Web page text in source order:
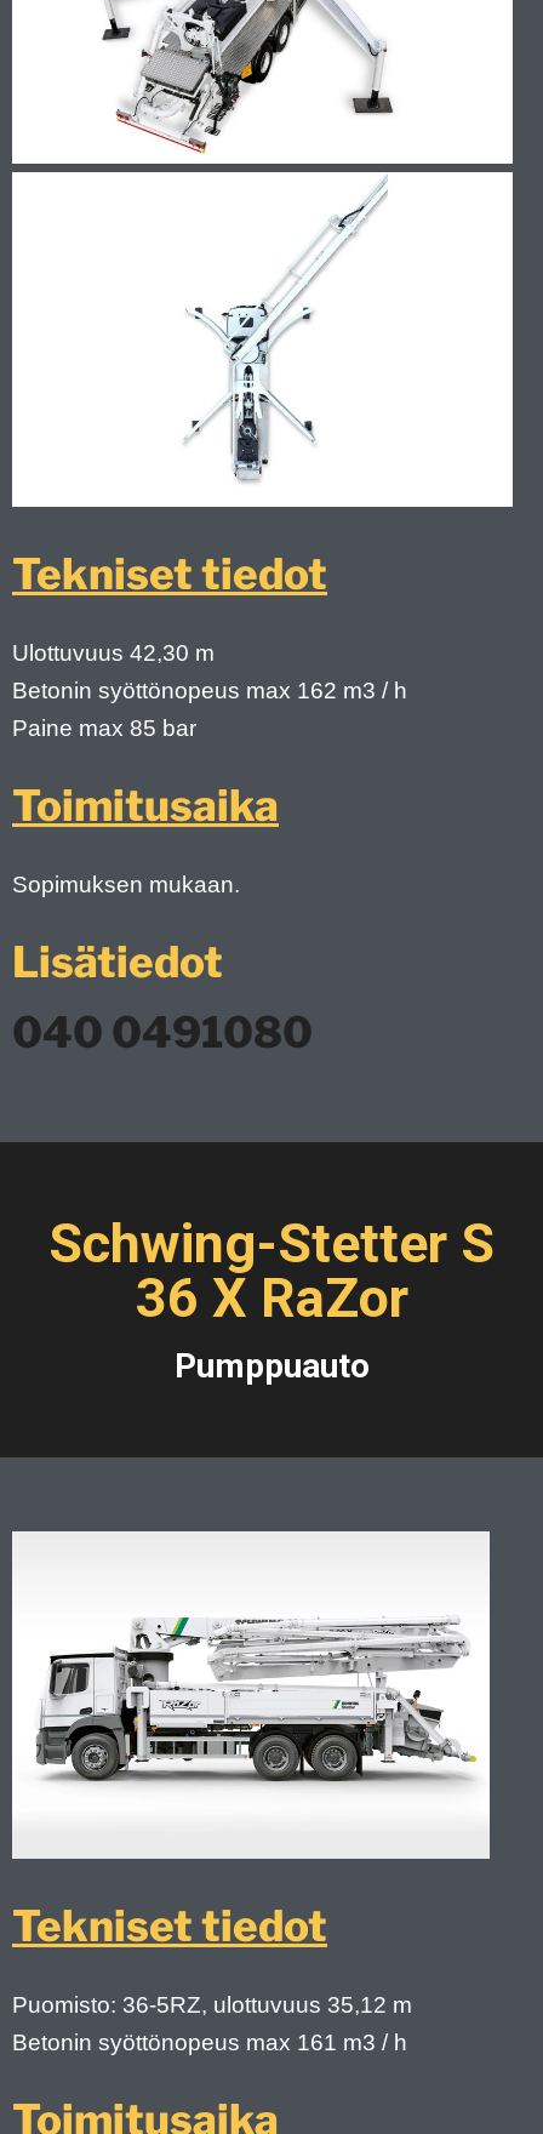
Tekniset tiedot
Ulottuvuus 42,30 m
Betonin syöttönopeus max 162 m3 / h
Paine max 85 bar
Toimitusaika
Sopimuksen mukaan.
Lisätiedot
040 0491080
Schwing-Stetter S
36 X RaZor
Pumppuauto
Tekniset tiedot
Puomisto: 36-5RZ, ulottuvuus 35,12 m
Betonin syöttönopeus max 161 m3 / h
Toimitusaika